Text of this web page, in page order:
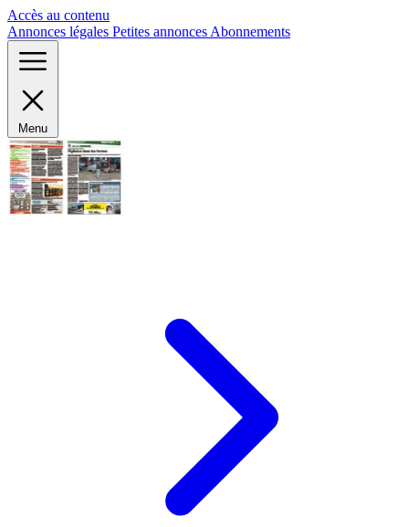
Accès au contenu
Annonces légales Petites annonces Abonnements
Menu
Panneau de gestion des cookies